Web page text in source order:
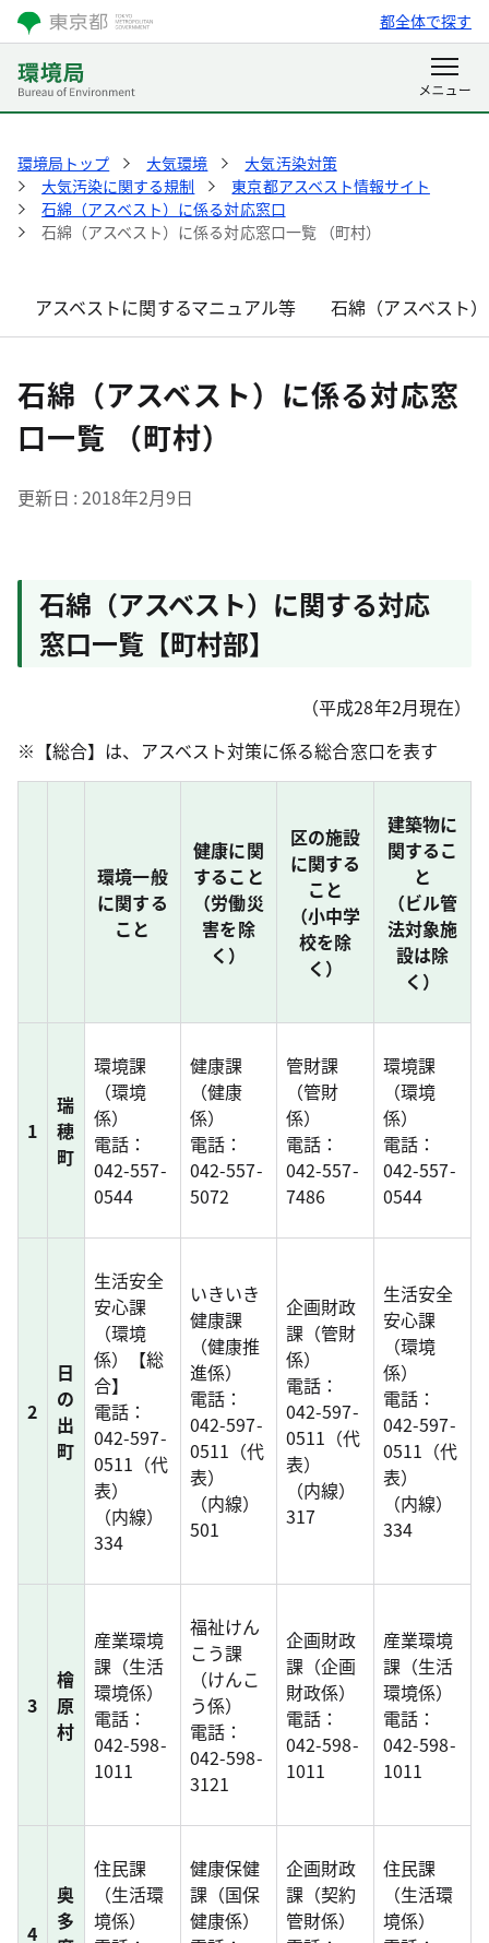
都全体で探す
環境局トップ 大気環境
大気汚染対策
大気汚染に関する規制
東京都アスベスト情報サイト
石綿（アスベスト）に係る対応窓口
石綿（アスベスト）に係る対応窓口一覧 （町村）
アスベストに関するマニュアル等 石綿（アスベスト
石綿（アスベスト）に係る対応窓
口一覧 （町村）
更新日 2018年2月9日
石綿（アスベスト）に関する対応
窓口一覧【町村部】
（平成28年2月現在）
※【総合】は、アスベスト対策に係る総合窓口を表す
環境一般
に関する
こと
健康に関
すること
（労働災
害を除
く）
区の施設
に関する
こと
（小中学
校を除
く）
建築物に
関するこ
と
（ビル管
法対象施
設は除
く）
1
瑞
穂
町
環境課
（環境
係）
電話：
042-557-
0544
健康課
（健康
係）
電話：
042-557-
5072
管財課
（管財
係）
電話：
042-557-
7486
環境課
（環境
係）
電話：
042-557-
0544
2
日
の
出
町
生活安全
安心課
（環境
係）【総
合】
電話：
042-597-
0511（代
表）
（内線）
334
いきいき
健康課
（健康推
進係）
電話：
042-597-
0511（代
表）
（内線）
501
企画財政
課（管財
係）
電話：
042-597-
0511（代
表）
（内線）
317
生活安全
安心課
（環境
係）
電話：
042-597-
0511（代
表）
（内線）
334
3
檜
原
村
産業環境
課（生活
環境係）
電話：
042-598-
1011
福祉けん
こう課
（けんこ
う係）
電話：
042-598-
3121
企画財政
課（企画
財政係）
電話：
042-598-
1011
産業環境
課（生活
環境係）
電話：
042-598-
1011
4
奥
多
住民課
（生活環
境係）
健康保健
課（国保
健康係）
企画財政
課（契約
管財係）
住民課
（生活環
境係）